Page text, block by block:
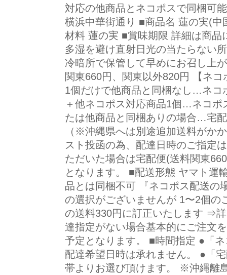
対応の他商品とネコポスで同梱可
横浜中華街通り ■商品名 蓮の実(
材料 蓮の実 ■賞味期限 詳細は商
多湿を避け直射日光の当たらない
冷暗所で保管して早めにお召し上
関東660円、関東以外820円 【ネ
1個だけで他商品と同梱なし…ネコ
＋他ネコポス対応商品1個…ネコ
たは他商品と同梱ありの場合…宅
（※沖縄県へは別途追加送料
スト投函の為、配達日時のご指定
ただいた場合は宅配便(送料関東
となります。 ■配送形態 ヤマト
品とは同梱不可 『ネコポス配送の
の選択がございませんが 1〜2個の
の送料330円に訂正いたします ⇒
達指定がない場合基本的にご注文
予定となります。 ■時間指定 ●「
配達希望日時は承れません。 ●「
帯よりお選び頂けます。 ※沖縄離